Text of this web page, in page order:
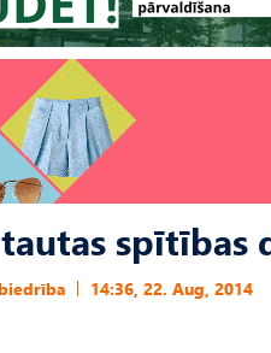
spītības
14:36, 22. Aug, 2014